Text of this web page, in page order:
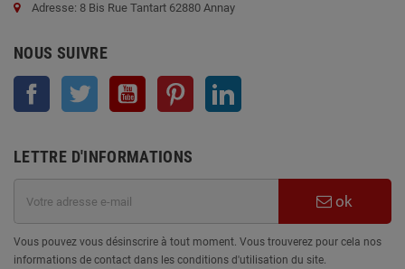
Adresse: 8 Bis Rue Tantart 62880 Annay
NOUS SUIVRE
Facebook Twitter YouTube Pinterest
LETTRE D'INFORMATIONS
ok
Vous pouvez vous désinscrire à tout moment. Vous trouverez pour cela nos
informations de contact dans les conditions d'utilisation du site.